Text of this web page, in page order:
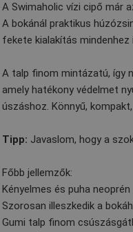
A Swimaholic vízi cipő már
A bokánál praktikus
fekete kialakítás mindenhez
A talp finom mintázatú, így
amely hatékony védelmet
úszáshoz. Könnyű,
Tipp: Javaslom, hogy a
Főbb jellemzők:
Kényelmes és puha neoprén
Szorosan illeszkedik a
Gumi talp finom